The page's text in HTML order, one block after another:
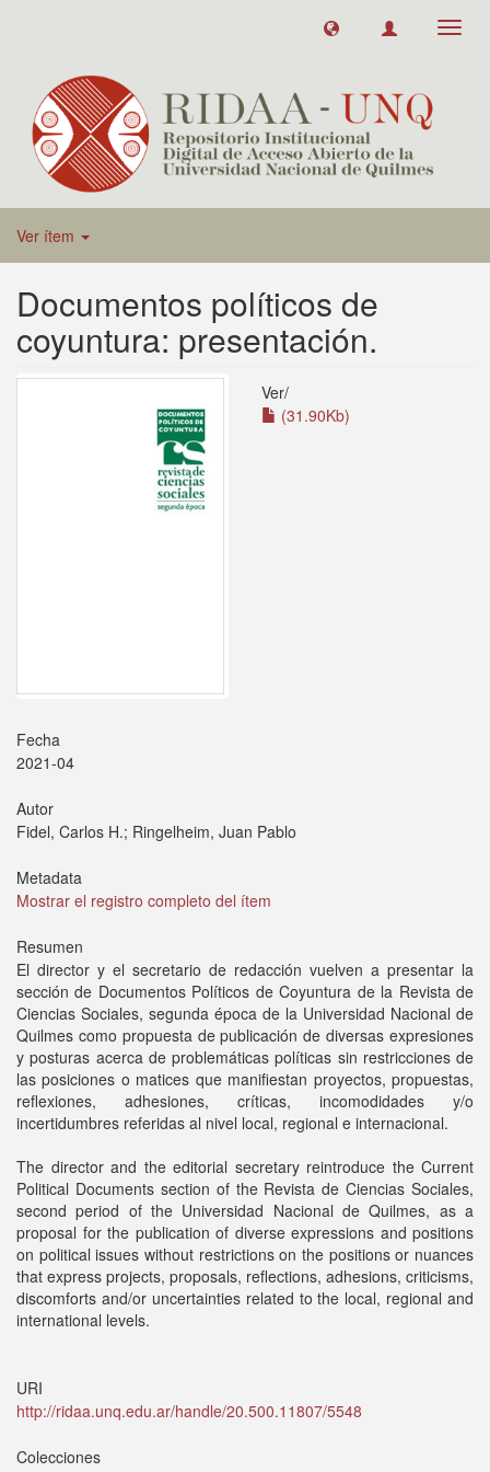
Ver ítem
Documentos políticos de
coyuntura: presentación.
Ver/
(31.90Kb)
Fecha
2021-04
Autor
Fidel, Carlos H.; Ringelheim, Juan Pablo
Metadata
Mostrar el registro completo del ítem
Resumen
El director y el secretario de redacción vuelven a presentar la
sección de Documentos Políticos de Coyuntura de la Revista de
Ciencias Sociales, segunda época de la Universidad Nacional de
Quilmes como propuesta de publicación de diversas expresiones
y posturas acerca de problemáticas políticas sin restricciones de
las posiciones o matices que manifiestan proyectos, propuestas,
reflexiones, adhesiones, críticas, incomodidades y/o
incertidumbres referidas al nivel local, regional e internacional.
The director and the editorial secretary reintroduce the Current
Political Documents section of the Revista de Ciencias Sociales,
second period of the Universidad Nacional de Quilmes, as a
proposal for the publication of diverse expressions and positions
on political issues without restrictions on the positions or nuances
that express projects, proposals, reflections, adhesions, criticisms,
discomforts and/or uncertainties related to the local, regional and
international levels.
URI
http://ridaa.unq.edu.ar/handle/20.500.11807/5548
Colecciones